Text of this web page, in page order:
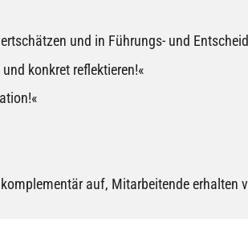
und in Führungs- und
konkret reflektieren!«
auf, Mitarbeitende erhalten